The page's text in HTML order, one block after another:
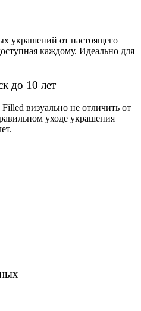
украшений от настоящего
каждому. Идеально для
до 10 лет
визуально не отличить от
уходе украшения